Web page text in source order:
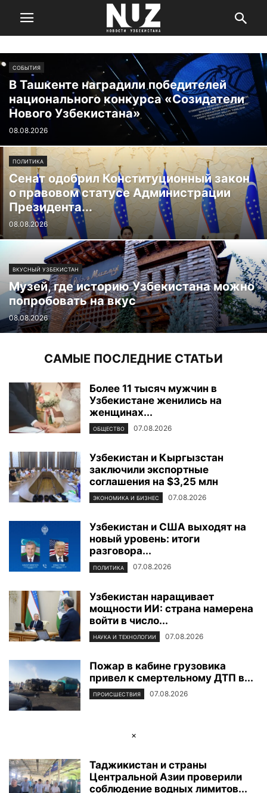
СОБЫТИЯ
В Ташкенте наградили победителей
национального конкурса «Созидатели
Нового Узбекистана»
08.08.2026
ПОЛИТИКА
Сенат одобрил Конституционный закон
о правовом статусе Администрации
Президента...
08.08.2026
ВКУСНЫЙ УЗБЕКИСТАН
Музей, где историю Узбекистана можно
попробовать на вкус
08.08.2026
САМЫЕ ПОСЛЕДНИЕ СТАТЬИ
Более 11 тысяч мужчин в
Узбекистане женились на
женщинах...
ОБЩЕСТВО 07.08.2026
Узбекистан и Кыргызстан
заключили экспортные
соглашения на $3,25 млн
ЭКОНОМИКА И БИЗНЕС 07.08.2026
Узбекистан и США выходят на
новый уровень: итоги
разговора...
ПОЛИТИКА 07.08.2026
Узбекистан наращивает
мощности ИИ: страна намерена
войти в число...
НАУКА И ТЕХНОЛОГИИ 07.08.2026
Пожар в кабине грузовика
привел к смертельному ДТП в...
ПРОИСШЕСТВИЯ 07.08.2026
×
Таджикистан и страны
Центральной Азии проверили
соблюдение водных лимитов...